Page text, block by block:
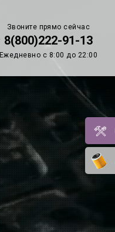
Звоните прямо сейчас
8(800)222-91-13
Ежедневно с 8:00 до 22:00